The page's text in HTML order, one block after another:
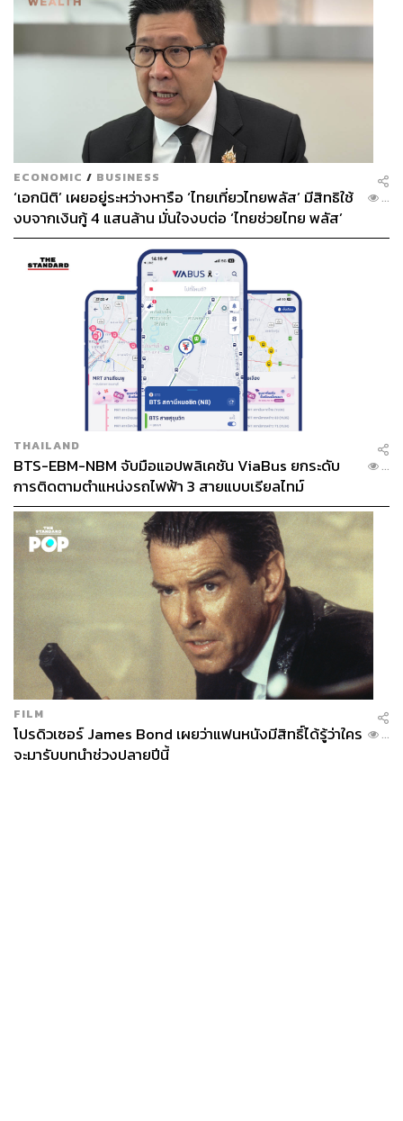
ECONOMIC / BUSINESS
‘เอกนิติ’ เผยอยู่ระหว่างหารือ ‘ไทยเที่ยวไทยพลัส’ มีสิทธิใช้
งบจากเงินกู้ 4 แสนล้าน มั่นใจงบต่อ ‘ไทยช่วยไทย พลัส’
เฟส 2 มีเพียงพอ
...
THAILAND
BTS-EBM-NBM จับมือแอปพลิเคชัน ViaBus ยกระดับ
การติดตามตำแหน่งรถไฟฟ้า 3 สายแบบเรียลไทม์
...
FILM
โปรดิวเซอร์ James Bond เผยว่าแฟนหนังมีสิทธิ์ได้รู้ว่าใคร
จะมารับบทนำช่วงปลายปีนี้
...